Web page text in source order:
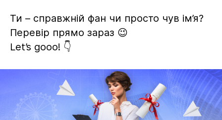
Ти – справжній фан чи просто чув ім’я?
Перевір прямо зараз 😉
Let’s gooo! 👇